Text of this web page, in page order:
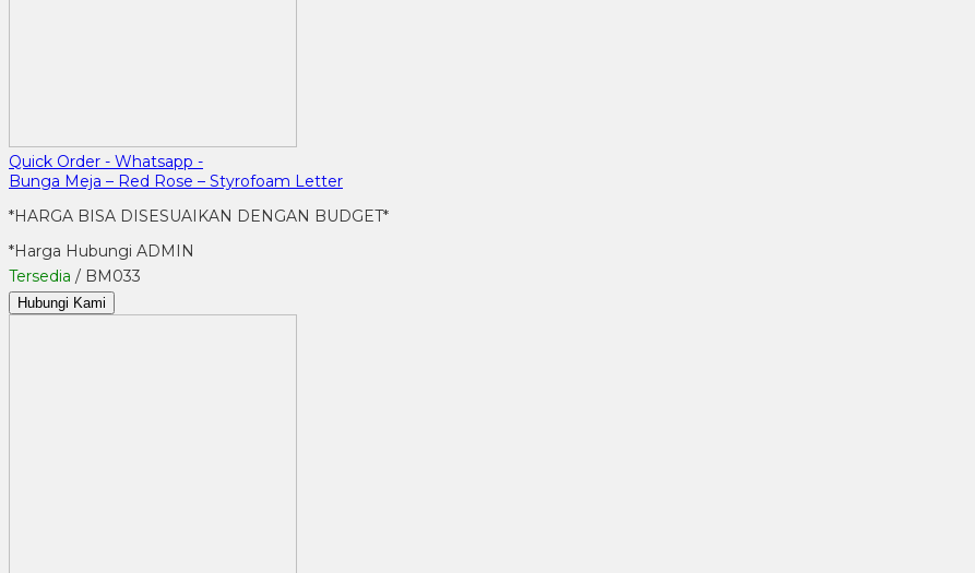
Quick Order - Whatsapp -
Bunga Meja – Red Rose – Styrofoam Letter
*HARGA BISA DISESUAIKAN DENGAN BUDGET*
*Harga Hubungi ADMIN
Tersedia / BM033
Hubungi Kami